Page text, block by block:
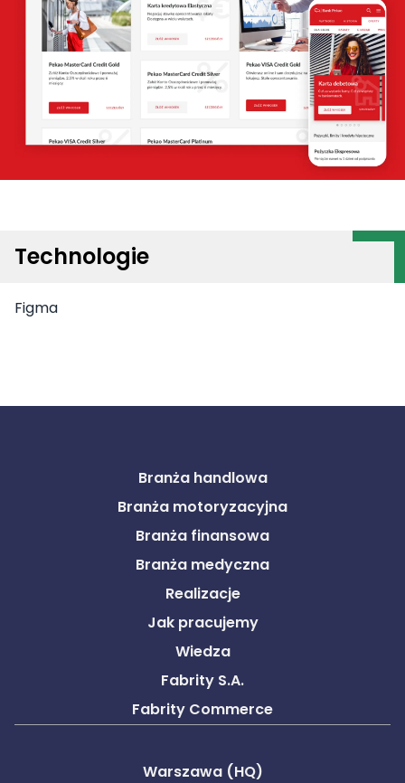
Technologie
Figma
Branża handlowa
Branża motoryzacyjna
Branża finansowa
Branża medyczna
Realizacje
Jak pracujemy
Wiedza
Fabrity S.A.
Fabrity Commerce
Warszawa (HQ)